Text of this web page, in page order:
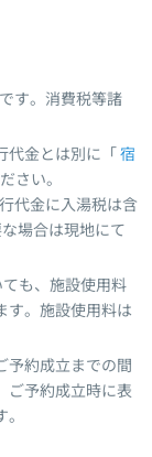
す。消費税等諸
代金とは別に「 宿
さい。
代金に入湯税は含
な場合は現地にて
も、施設使用料
す。施設使用料は
予約成立までの間
ご予約成立時に表